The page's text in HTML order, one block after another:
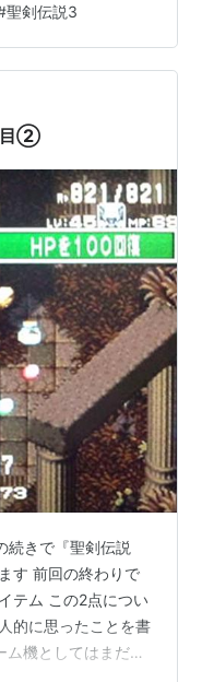
聖剣伝説3
目②
続きで『聖剣伝説
す 前回の終わりで
テム この2点につい
的に思ったことを書
機としてはまだ発